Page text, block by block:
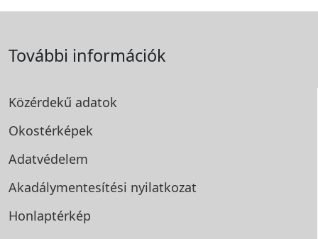
További információk
Közérdekű adatok
Okostérképek
Adatvédelem
Akadálymentesítési nyilatkozat
Honlaptérkép